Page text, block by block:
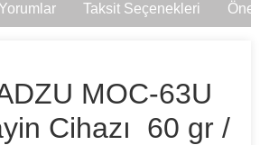
Yorumlar Taksit Seçenekleri
MOC-63U
Cihazı 60 gr /